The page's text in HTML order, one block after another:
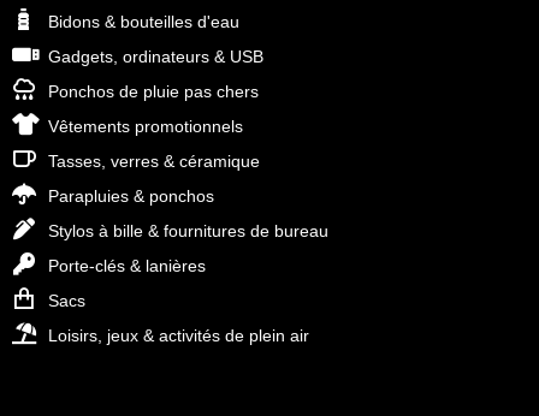
Bidons & bouteilles d'eau
Gadgets, ordinateurs & USB
Ponchos de pluie pas chers
Vêtements promotionnels
Tasses, verres & céramique
Parapluies & ponchos
Stylos à bille & fournitures de bureau
Porte-clés & lanières
Sacs
Loisirs, jeux & activités de plein air